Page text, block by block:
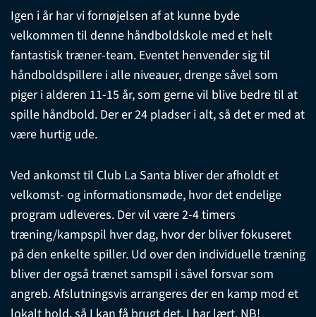
Igen i år har vi fornøjelsen af at kunne byde
velkommen til denne håndboldskole med et helt
fantastisk træner-team. Eventet henvender sig til
håndboldspillere i alle niveauer, drenge såvel som
piger i alderen 11-15 år, som gerne vil blive bedre til at
spille håndbold. Der er 24 pladser i alt, så det er med at
være hurtig ude.
Ved ankomst til Club La Santa bliver der afholdt et
velkomst- og informationsmøde, hvor det endelige
program udleveres. Der vil være 2-4 timers
træning/kampspil hver dag, hvor der bliver fokuseret
på den enkelte spiller. Ud over den individuelle træning
bliver der også trænet samspil i såvel forsvar som
angreb. Afslutningsvis arrangeres der en kamp mod et